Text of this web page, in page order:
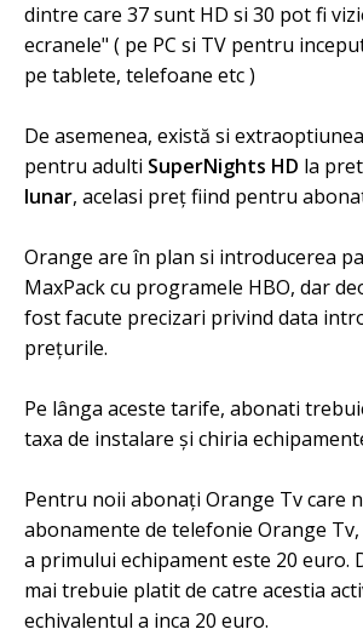
dintre care 37 sunt HD si 30 pot fi
ecranele" ( pe PC si TV pentru
pe tablete, telefoane etc )
De asemenea, există si
pentru adulti SuperNights HD la
lunar, acelasi preț fiind pentru
Orange are în plan si introducerea
MaxPack cu programele HBO, dar
fost facute precizari privind data
prețurile.
Pe lânga aceste tarife, abonati
taxa de instalare și chiria
Pentru noii abonaţi Orange Tv care
abonamente de telefonie Orange
a primului echipament este 20 euro.
mai trebuie platit de catre acestia
echivalentul a inca 20 euro.